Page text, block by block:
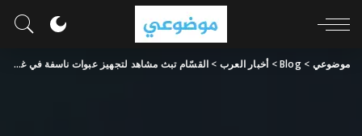
موضوعي >
Blog
> أخبار العرب > القسّام تبث مشاهد لتجهيز عبوات ناسفة في غزة